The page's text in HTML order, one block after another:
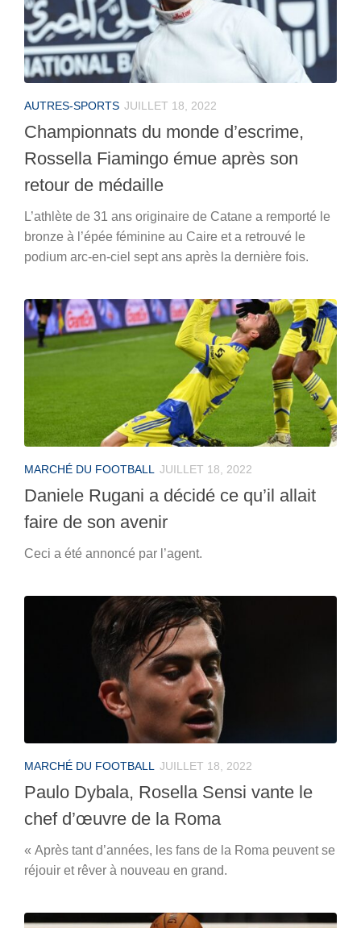
AUTRES-SPORTS JUILLET 18, 2022
Championnats du monde d’escrime,
Rossella Fiamingo émue après son
retour de médaille
L’athlète de 31 ans originaire de Catane a remporté le
bronze à l’épée féminine au Caire et a retrouvé le
podium arc-en-ciel sept ans après la dernière fois.
MARCHÉ DU FOOTBALL JUILLET 18, 2022
Daniele Rugani a décidé ce qu’il allait
faire de son avenir
Ceci a été annoncé par l’agent.
MARCHÉ DU FOOTBALL JUILLET 18, 2022
Paulo Dybala, Rosella Sensi vante le
chef d’œuvre de la Roma
« Après tant d’années, les fans de la Roma peuvent se
réjouir et rêver à nouveau en grand.